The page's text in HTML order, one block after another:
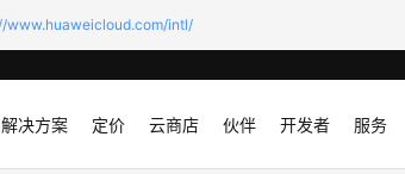
www.huaweicloud.com/intl/
解决方案 定价 云商店 伙伴 开发者 服务